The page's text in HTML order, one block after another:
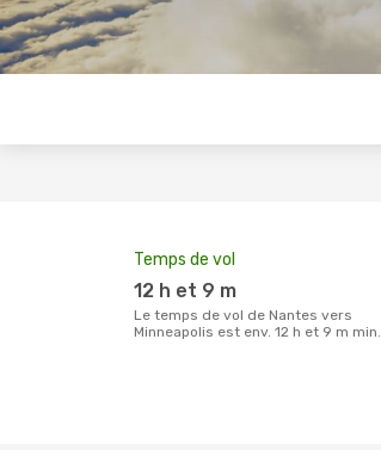
Temps de vol
12 h et 9 m
Le temps de vol de Nantes vers
Minneapolis est env. 12 h et 9 m min.